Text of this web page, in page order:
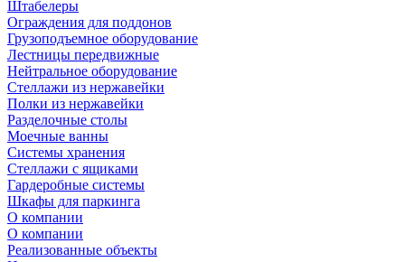
Штабелеры
Ограждения для поддонов
Грузоподъемное оборудование
Лестницы передвижные
Нейтральное оборудование
Стеллажи из нержавейки
Полки из нержавейки
Разделочные столы
Моечные ванны
Системы хранения
Стеллажи с ящиками
Гардеробные системы
Шкафы для паркинга
О компании
О компании
Реализованные объекты